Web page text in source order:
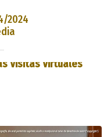
2024
Visitas Virtuales